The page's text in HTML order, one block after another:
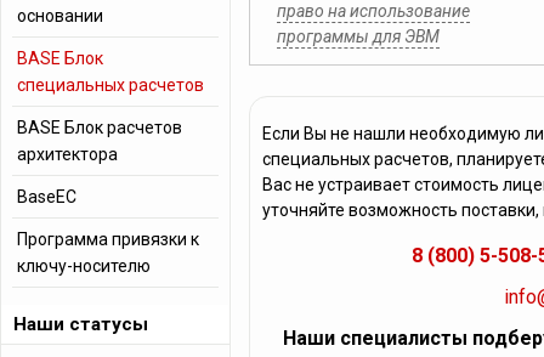
право на использование
программы для ЭВМ
Если Вы не нашли необходимую
специальных расчетов,
Вас не устраивает стоимость
уточняйте возможность
8 (800) 5-508-
Наши специалисты
основании
BASE Блок
специальных расчетов
BASE Блок расчетов
архитектора
BaseEC
Программа привязки к
ключу-носителю
Наши статусы